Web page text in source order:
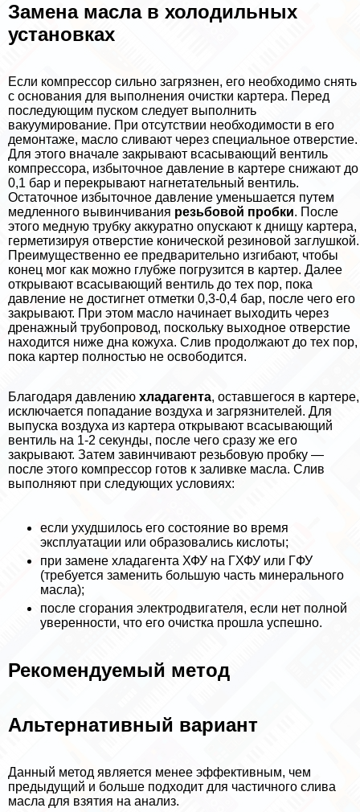
Замена масла в холодильных
установках
Если компрессор сильно загрязнен, его необходимо снять
с основания для выполнения очистки картера. Перед
последующим пуском следует выполнить
вакуумирование. При отсутствии необходимости в его
демонтаже, масло сливают через специальное отверстие.
Для этого вначале закрывают всасывающий вентиль
компрессора, избыточное давление в картере снижают до
0,1 бар и перекрывают нагнетательный вентиль.
Остаточное избыточное давление уменьшается путем
медленного вывинчивания резьбовой пробки. После
этого медную трубку аккуратно опускают к днищу картера,
герметизируя отверстие конической резиновой заглушкой.
Преимущественно ее предварительно изгибают, чтобы
конец мог как можно глубже погрузится в картер. Далее
открывают всасывающий вентиль до тех пор, пока
давление не достигнет отметки 0,3-0,4 бар, после чего его
закрывают. При этом масло начинает выходить через
дренажный трубопровод, поскольку выходное отверстие
находится ниже дна кожуха. Слив продолжают до тех пор,
пока картер полностью не освободится.
Благодаря давлению хладагента, оставшегося в картере,
исключается попадание воздуха и загрязнителей. Для
выпуска воздуха из картера открывают всасывающий
вентиль на 1-2 секунды, после чего сразу же его
закрывают. Затем завинчивают резьбовую пробку —
после этого компрессор готов к заливке масла. Слив
выполняют при следующих условиях:
если ухудшилось его состояние во время
эксплуатации или образовались кислоты;
при замене хладагента ХФУ на ГХФУ или ГФУ
(требуется заменить большую часть минерального
масла);
после сгорания электродвигателя, если нет полной
уверенности, что его очистка прошла успешно.
Рекомендуемый метод
Альтернативный вариант
Данный метод является менее эффективным, чем
предыдущий и больше подходит для частичного слива
масла для взятия на анализ.